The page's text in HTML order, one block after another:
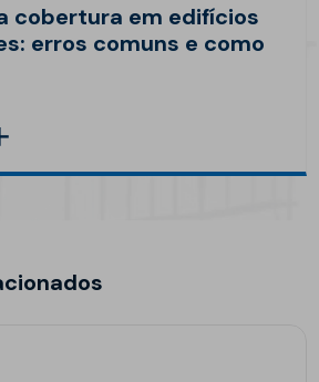
cobertura em edifícios
erros comuns e como